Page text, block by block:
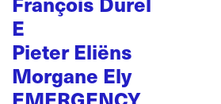
E
Pieter Eliëns
Morgane Ely